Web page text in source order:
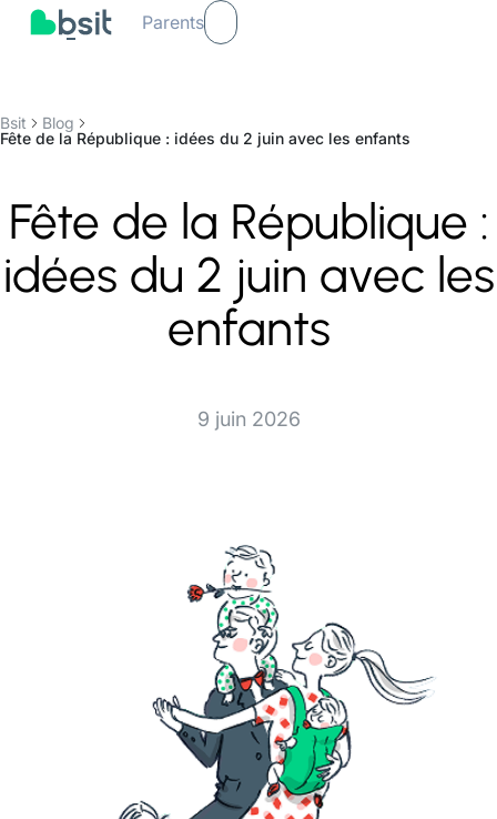
Parents
Bsit
Blog
Fête de la République : idées du 2 juin avec les enfants
Fête de la République :
idées du 2 juin avec les
enfants
9 juin 2026